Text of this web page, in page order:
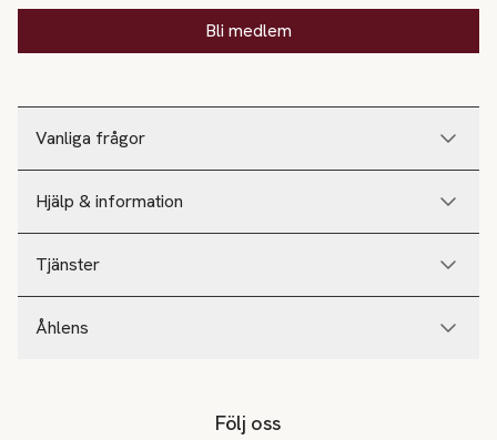
Vanliga frågor
Hjälp & information
Tjänster
Åhlens
Bli medlem
Följ oss